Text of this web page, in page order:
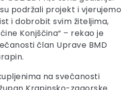
podržali projekt i vjerujemo
i dobrobit svim žiteljima,
Konjščina“ – rekao je
član Uprave BMD
na svečanosti